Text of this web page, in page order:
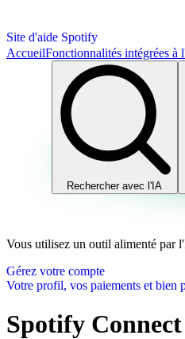
Site d'aide Spotify
AccueilFonctionnalités intégrées à
Rechercher avec l'IA
Vous utilisez un outil alimenté par
Gérez votre compte
Votre profil, vos paiements et bien
Spotify Connect